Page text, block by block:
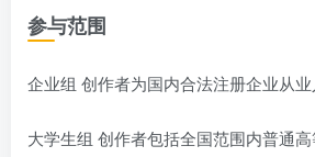
参与范围
企业组 创作者为国内合法注册企业从业
大学生组 创作者包括全国范围内普通